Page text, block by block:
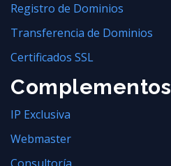
Registro de Dominios
Transferencia de Dominios
Certificados SSL
Complementos
IP Exclusiva
Webmaster